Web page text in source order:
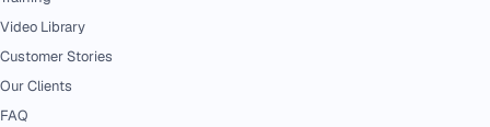
Video Library
Customer Stories
Our Clients
FAQ